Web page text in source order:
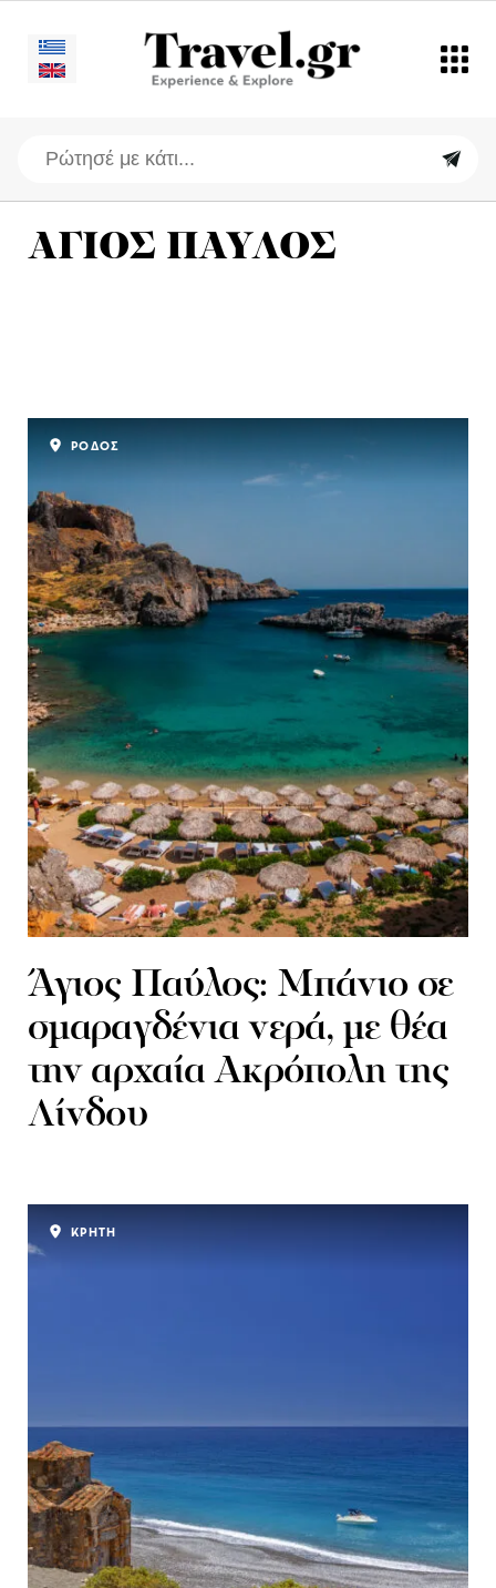
ΑΓΙΟΣ ΠΑΥΛΟΣ
Άγιος Παύλος: Μπάνιο σε
σμαραγδένια νερά, με θέα
την αρχαία Ακρόπολη της
Λίνδου
ΡΟΔΟΣ
ΚΡΗΤΗ